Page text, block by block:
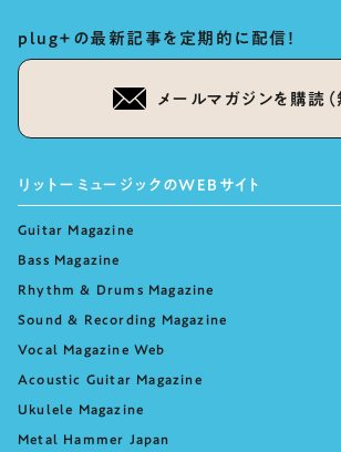
plug+の最新記事を定期的に配信！
メールマガジンを購読（
リットーミュージックのWEBサイト
Guitar Magazine
Bass Magazine
Rhythm & Drums Magazine
Sound & Recording Magazine
Vocal Magazine Web
Acoustic Guitar Magazine
Ukulele Magazine
Metal Hammer Japan